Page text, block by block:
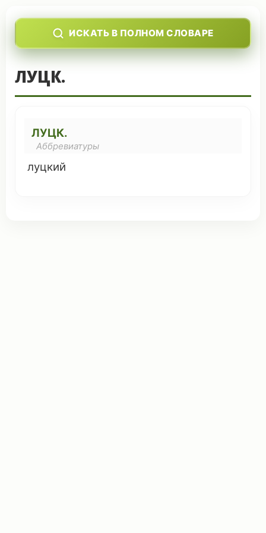
ИСКАТЬ В ПОЛНОМ СЛОВАРЕ
ЛУЦК.
ЛУЦК.
Аббревиатуры
луцкий